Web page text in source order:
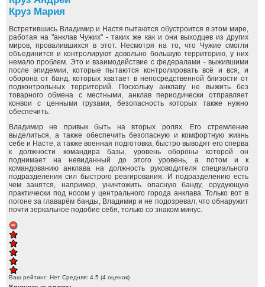
Круз Мария
Встретившись Владимир и Настя пытаются обустроится в этом мире,
работая на "анклав Чужих" - таких же как и они выходцев из других
миров, провалившихся в этот. Несмотря на то, что Чужие смогли
объединится и контролируют довольно большую территорию, у них
немало проблем. Это и взаимодействие с федералами - выжившими
после эпидемии, которые пытаются контролировать всё и вся, и
оборона от банд, которых хватает в непосредственной близости от
подконтрольных территорий. Поскольку анклаву не выжить без
товарного обмена с местными, анклав периодически отправляет
конвои с ценными грузами, безопасность которых также нужно
обеспечить.
Владимир не привык быть на вторых ролях. Его стремление
выделиться, а также обеспечить безопасную и комфортную жизнь
себе и Насте, а также военная подготовка, быстро выводят его сперва
к должности командира базы, уровень обороны которой он
поднимает на невиданный до этого уровень, а потом и к
командованию анклава на должность руководителя специального
подразделения сил быстрого реагирования. И подразделению есть
чем занятся, например, уничтожить опасную банду, орудующую
практически под носом у центрального города анклава. Только вот в
погоне за главарём банды, Владимир и не подозревал, что обнаружит
почти зеркальное подобие себя, только со знаком минус.
Ваш рейтинг: Нет Средняя: 4.5 (4 оценок)